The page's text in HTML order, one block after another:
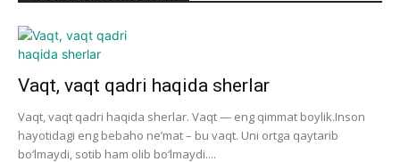
Vaqt, vaqt qadri haqida sherlar
Vaqt, vaqt qadri haqida sherlar. Vaqt — eng qimmat boylik.Inson
hayotidagi eng bebaho ne’mat – bu vaqt. Uni ortga qaytarib
bo‘lmaydi, sotib ham olib bo‘lmaydi....